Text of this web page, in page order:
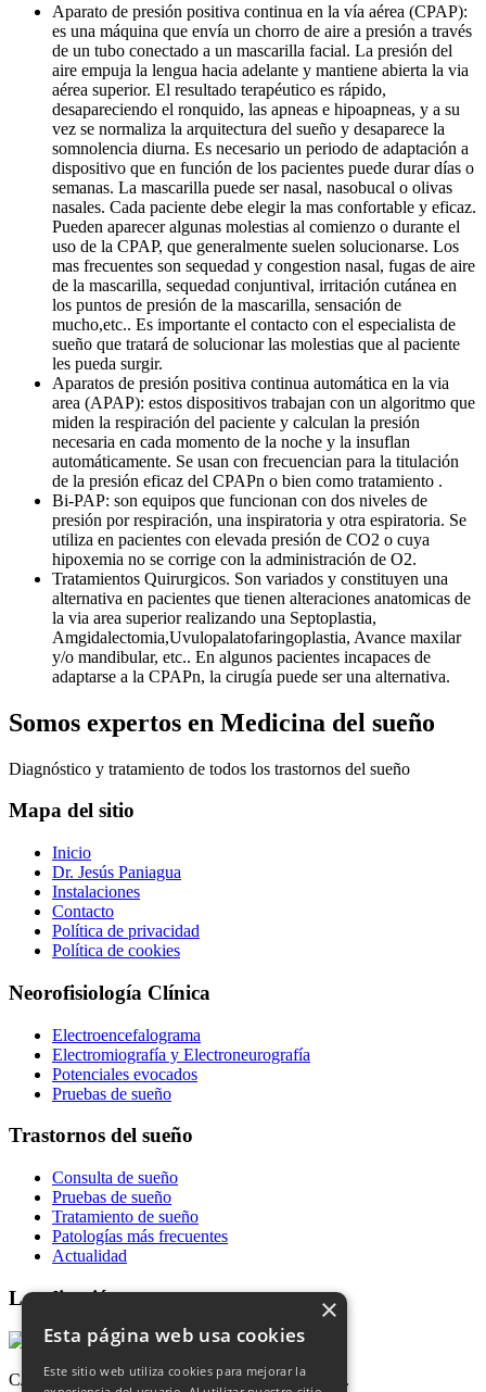
Aparato de presión positiva continua en la vía aérea (CPAP):
es una máquina que envía un chorro de aire a presión a través
de un tubo conectado a un mascarilla facial. La presión del
aire empuja la lengua hacia adelante y mantiene abierta la via
aérea superior. El resultado terapéutico es rápido,
desapareciendo el ronquido, las apneas e hipoapneas, y a su
vez se normaliza la arquitectura del sueño y desaparece la
somnolencia diurna. Es necesario un periodo de adaptación a
dispositivo que en función de los pacientes puede durar días o
semanas. La mascarilla puede ser nasal, nasobucal o olivas
nasales. Cada paciente debe elegir la mas confortable y eficaz.
Pueden aparecer algunas molestias al comienzo o durante el
uso de la CPAP, que generalmente suelen solucionarse. Los
mas frecuentes son sequedad y congestion nasal, fugas de aire
de la mascarilla, sequedad conjuntival, irritación cutánea en
los puntos de presión de la mascarilla, sensación de
mucho,etc.. Es importante el contacto con el especialista de
sueño que tratará de solucionar las molestias que al paciente
les pueda surgir.
Aparatos de presión positiva continua automática en la via
area (APAP): estos dispositivos trabajan con un algoritmo que
miden la respiración del paciente y calculan la presión
necesaria en cada momento de la noche y la insuflan
automáticamente. Se usan con frecuencian para la titulación
de la presión eficaz del CPAPn o bien como tratamiento .
Bi-PAP: son equipos que funcionan con dos niveles de
presión por respiración, una inspiratoria y otra espiratoria. Se
utiliza en pacientes con elevada presión de CO2 o cuya
hipoxemia no se corrige con la administración de O2.
Tratamientos Quirurgicos. Son variados y constituyen una
alternativa en pacientes que tienen alteraciones anatomicas de
la via area superior realizando una Septoplastia,
Amgidalectomia,Uvulopalatofaringoplastia, Avance maxilar
y/o mandibular, etc.. En algunos pacientes incapaces de
adaptarse a la CPAPn, la cirugía puede ser una alternativa.
Somos expertos en Medicina del sueño
Diagnóstico y tratamiento de todos los trastornos del sueño
Mapa del sitio
Inicio
Dr. Jesús Paniagua
Instalaciones
Contacto
Política de privacidad
Política de cookies
Neorofisiología Clínica
Electroencefalograma
Electromiografía y Electroneurografía
Potenciales evocados
Pruebas de sueño
Trastornos del sueño
Consulta de sueño
Pruebas de sueño
Tratamiento de sueño
Patologías más frecuentes
Actualidad
Localización
C/ Dr. Jimenez Diaz, nº 3 - Bajo. 18014 Granada.
Esta página web usa cookies
Este sitio web utiliza cookies para mejorar la
×